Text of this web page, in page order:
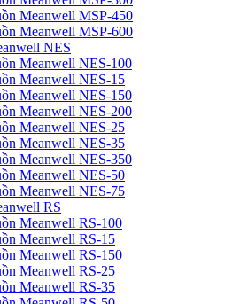
Meanwell MSP-450
Meanwell MSP-600
NES
Meanwell NES-100
Meanwell NES-15
Meanwell NES-150
Meanwell NES-200
Meanwell NES-25
Meanwell NES-35
Meanwell NES-350
Meanwell NES-50
Meanwell NES-75
RS
Meanwell RS-100
Meanwell RS-15
Meanwell RS-150
Meanwell RS-25
Meanwell RS-35